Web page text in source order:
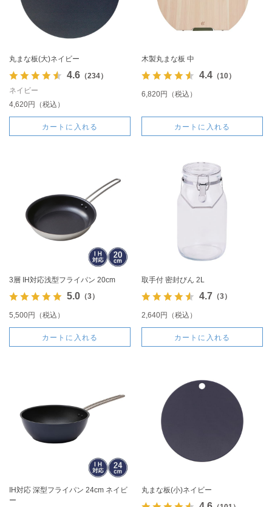
丸まな板(大)ネイビー
4.6（234）
ネイビー
4,620円（税込）
カートに入れる
木製丸まな板 中
4.4（10）
6,820円（税込）
カートに入れる
3層 IH対応浅型フライパン 20cm
5.0（3）
5,500円（税込）
カートに入れる
取手付 密封びん 2L
4.7 （3）
2,640円（税込）
カートに入れる
IH対応 深型フライパン 24cm ネイビ
ー
丸まな板(小)ネイビー